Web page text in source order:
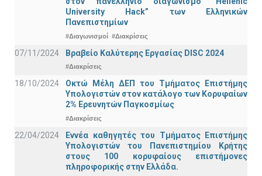
University Hack” των Ελληνικών
Πανεπιστημίων
#Διαγωνισμοί #Διακρίσεις
07/11/2024 Βραβείο Καλύτερης Εργασίας DISC 2024
#Διακρίσεις
18/10/2024
Οκτώ Μέλη ΔΕΠ του Τμήματος Επιστήμης
Υπολογιστών στον κατάλογο των Κορυφαίων
2% Ερευνητών Παγκοσμίως
#Διακρίσεις
22/04/2024
Εννέα καθηγητές του Τμήματος Επιστήμης
Υπολογιστών του Πανεπιστημίου Κρήτης
στους 100 κορυφαίους επιστήμονες
πληροφορικής στην Ελλάδα.